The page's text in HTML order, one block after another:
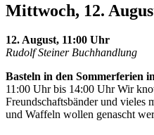
Mittwoch, 12.
12. August, 11:00 Uhr
Rudolf Steiner Buchhandlung
Basteln in den Sommerferien
11:00 Uhr bis 14:00 Uhr Wir
Freundschaftsbänder und vieles
und Waffeln wollen genascht